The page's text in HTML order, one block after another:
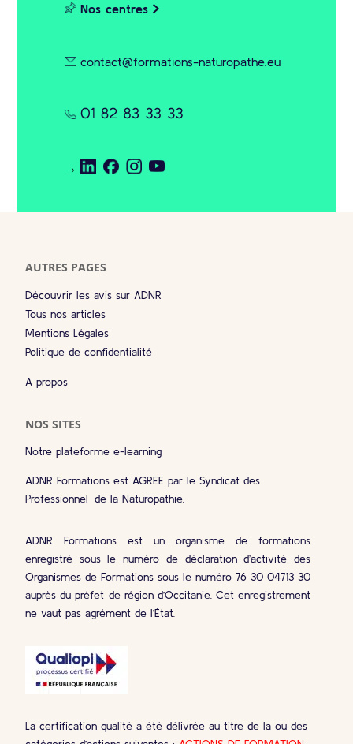
Nos centres
contact@formations-naturopathe.eu
AUTRES PAGES
Découvrir les avis sur ADNR
Tous nos articles
Mentions Légales
Politique de confidentialité
A propos
NOS SITES
Notre plateforme e-learning
ADNR Formations est AGREE par le Syndicat des
Professionnel de la Naturopathie.
ADNR Formations est un organisme de formations
enregistré sous le numéro de déclaration d’activité des
Organismes de Formations sous le numéro 76 30 04713 30
auprès du préfet de région d’Occitanie. Cet enregistrement
ne vaut pas agrément de l’État.
La certification qualité a été délivrée au titre de la ou des